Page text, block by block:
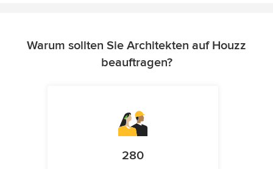
Warum sollten Sie Architekten auf Houzz
beauftragen?
280